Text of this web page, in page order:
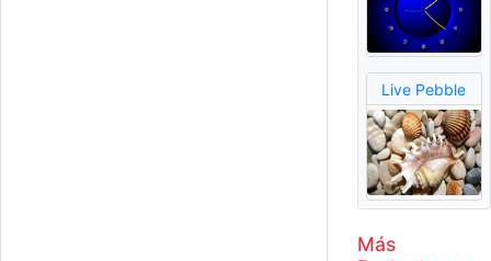
Live Pebble
Más